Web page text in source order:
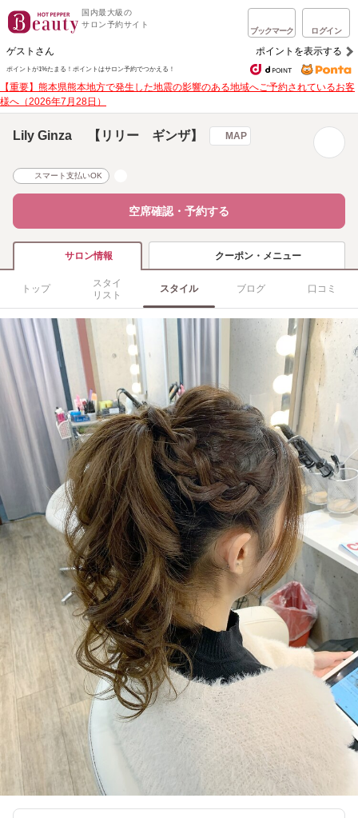
国内最大級の
サロン予約サイト
ブックマーク ログイン
ゲストさん ポイントを表示する
ポイントが1%たまる！ ポイントはサロン予約でつかえる！
【重要】熊本県熊本地方で発生した地震の影響のある地域へご予約されているお客
様へ（2026年7月28日）
Lily Ginza 【リリー ギンザ】 MAP
スマート支払いOK
空席確認・予約する
サロン情報 クーポン・メニュー
トップ
スタイ
リスト
スタイル ブログ 口コミ